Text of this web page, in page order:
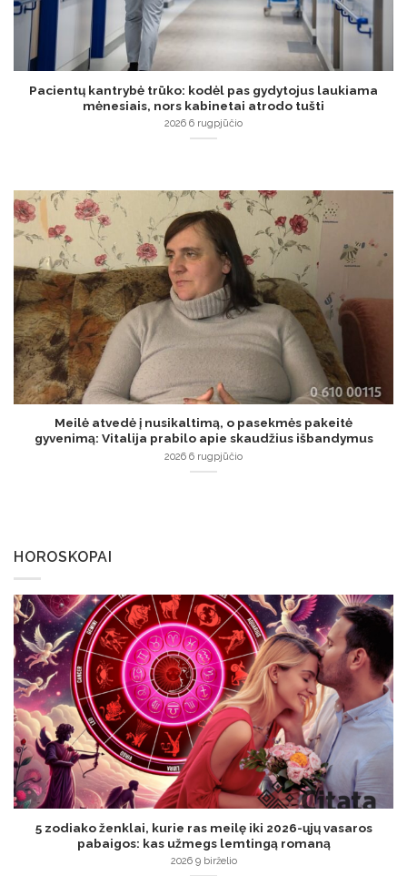
Pacientų kantrybė trūko: kodėl pas gydytojus laukiama
mėnesiais, nors kabinetai atrodo tušti
2026 6 rugpjūčio
Meilė atvedė į nusikaltimą, o pasekmės pakeitė
gyvenimą: Vitalija prabilo apie skaudžius išbandymus
2026 6 rugpjūčio
HOROSKOPAI
5 zodiako ženklai, kurie ras meilę iki 2026-ųjų vasaros
pabaigos: kas užmegs lemtingą romaną
2026 9 birželio